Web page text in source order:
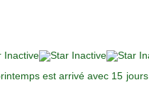
est arrivé avec 15